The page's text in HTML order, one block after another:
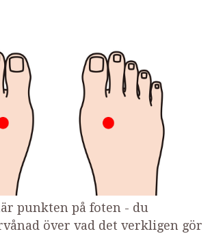
punkten på foten - du
över vad det verkligen gör